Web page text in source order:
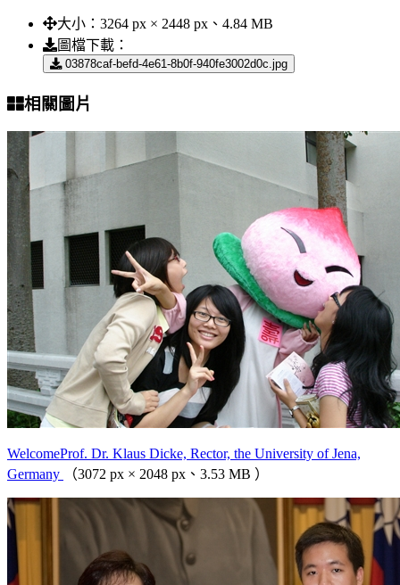
大小： 3264 px × 2448 px、4.84 MB
圖檔下載：
03878caf-befd-4e61-8b0f-940fe3002d0c.jpg
相關圖片
WelcomeProf. Dr. Klaus Dicke, Rector, the University of Jena,
Germany
（3072 px × 2048 px、3.53 MB ）